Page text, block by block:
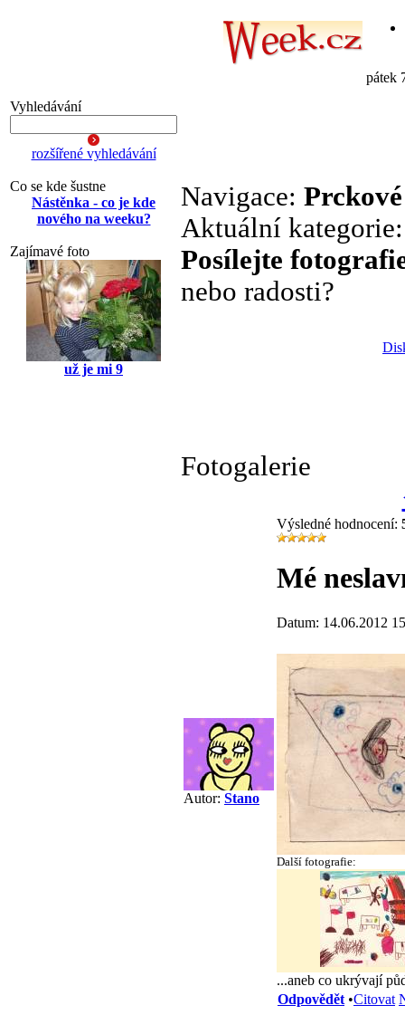
pátek
Vyhledávání
rozšířené vyhledávání
Co se kde šustne
Nástěnka - co je kde
nového na weeku?
Zajímavé foto
už je mi 9
Navigace: Prckové
Aktuální
Posílejte
nebo radosti?
Fotogalerie
Autor: Stano
Výsledné hodnocení:
Mé
Datum: 14.06.2012
Další fotografie:
...aneb co ukrývají
Odpovědět •Citovat